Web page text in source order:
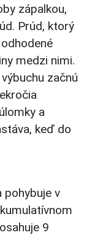
zápalkou,
Prúd, ktorý
medzi nimi.
začnú
a
keď do
pohybuje v
9